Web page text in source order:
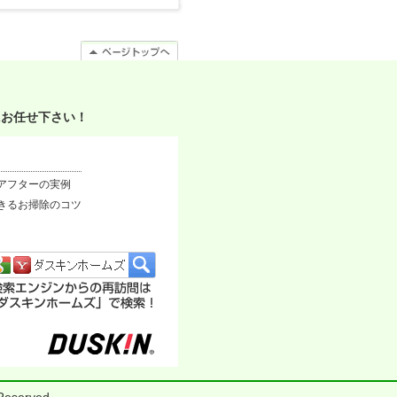
任せ下さい！
フターの実例
るお掃除のコツ